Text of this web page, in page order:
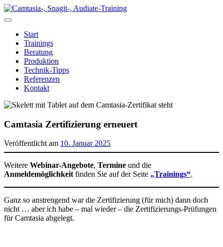
Zum
Inhalt
Start
Trainings
Beratung
Produktion
Technik-Tipps
Referenzen
Kontakt
Camtasia Zertifizierung erneuert
Veröffentlicht am 10. Januar 2025
Weitere Webinar-Angebote, Termine und die
Anmeldemöglichkeitfinden Sie auf der Seite „Trainings“.
Ganz so anstrengend war die Zertifizierung (für mich) dann doch
nicht … aber ich habe – mal wieder – die Zertifizierungs-Prüfungen
für Camtasia abgelegt.